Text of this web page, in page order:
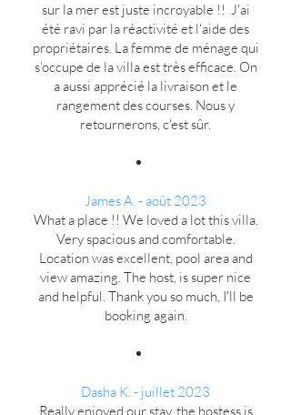
sur la mer est juste incroyable !! J'ai
été ravi par la réactivité et l'aide des
propriétaires. La femme de ménage qui
s’occupe de la villa est très efficace. On
a aussi apprécié la livraison et le
rangement des courses. Nous y
retournerons, c'est sûr.
James A. - août 2023
What a place !! We loved a lot this villa.
Very spacious and comfortable.
Location was excellent, pool area and
view amazing. The host, is super nice
and helpful. Thank you so much, I'll be
booking again.
Dasha K. - juillet 2023
Really enjoyed our stay, the hostess is